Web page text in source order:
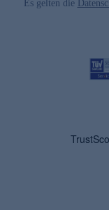
Es gelten die